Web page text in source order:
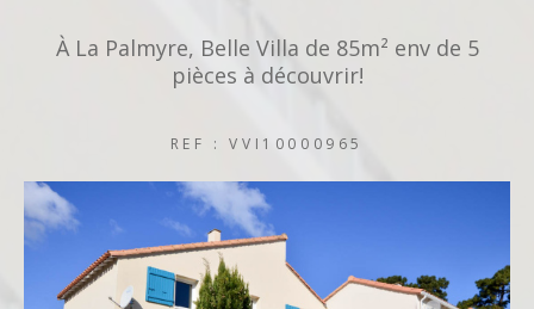
À La Palmyre, Belle Villa de 85m² env de 5
pièces à découvrir!
REF : VVI10000965